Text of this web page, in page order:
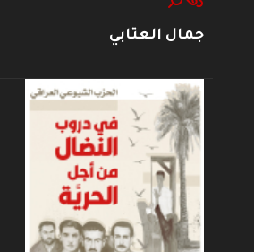
جمال العتابي